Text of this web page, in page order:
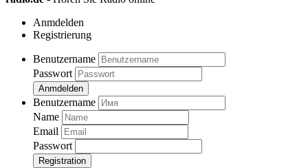
Anmdelden
Registrierung
Benutzername
Passwort
Anmdelden
Benutzername
Name
Email
Passwort
Registration